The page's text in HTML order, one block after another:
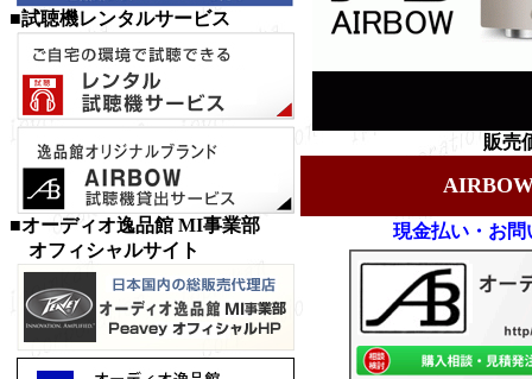
■試聴機レンタルサービス
■オーディオ逸品館 MI事業部
オフィシャルサイト
販売
現金払い・お問